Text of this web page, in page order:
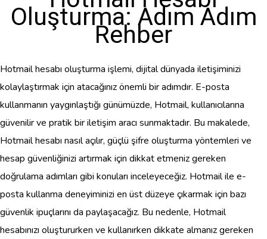
Oluşturma: Adım Adım
Rehber
Hotmail hesabı oluşturma işlemi, dijital dünyada iletişiminizi
kolaylaştırmak için atacağınız önemli bir adımdır. E-posta
kullanmanın yaygınlaştığı günümüzde, Hotmail, kullanıcılarına
güvenilir ve pratik bir iletişim aracı sunmaktadır. Bu makalede,
Hotmail hesabı nasıl açılır, güçlü şifre oluşturma yöntemleri ve
hesap güvenliğinizi artırmak için dikkat etmeniz gereken
doğrulama adımları gibi konuları inceleyeceğiz. Hotmail ile e-
posta kullanma deneyiminizi en üst düzeye çıkarmak için bazı
güvenlik ipuçlarını da paylaşacağız. Bu nedenle, Hotmail
hesabınızı oluştururken ve kullanırken dikkate almanız gereken